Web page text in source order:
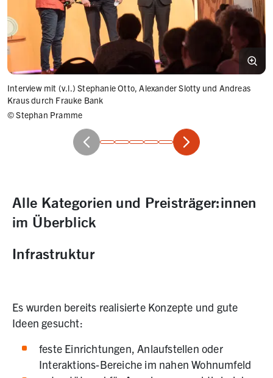
Interview mit (v.l.) Stephanie Otto, Alexander Slotty und Andreas
Kraus durch Frauke Bank
©Stephan Pramme
Position 1 von 6
Alle Kategorien und Preisträger:innen
im Überblick
Infrastruktur
Es wurden bereits realisierte Konzepte und gute
Ideen gesucht:
feste Einrichtungen, Anlaufstellen oder
Interaktions-Bereiche im nahen Wohnumfeld